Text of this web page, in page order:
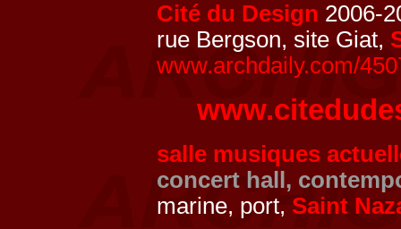
Cité du Design 2006-
rue Bergson, site Giat,
www.archdaily.com/
salle musiques
concert hall,
marine, port, Saint